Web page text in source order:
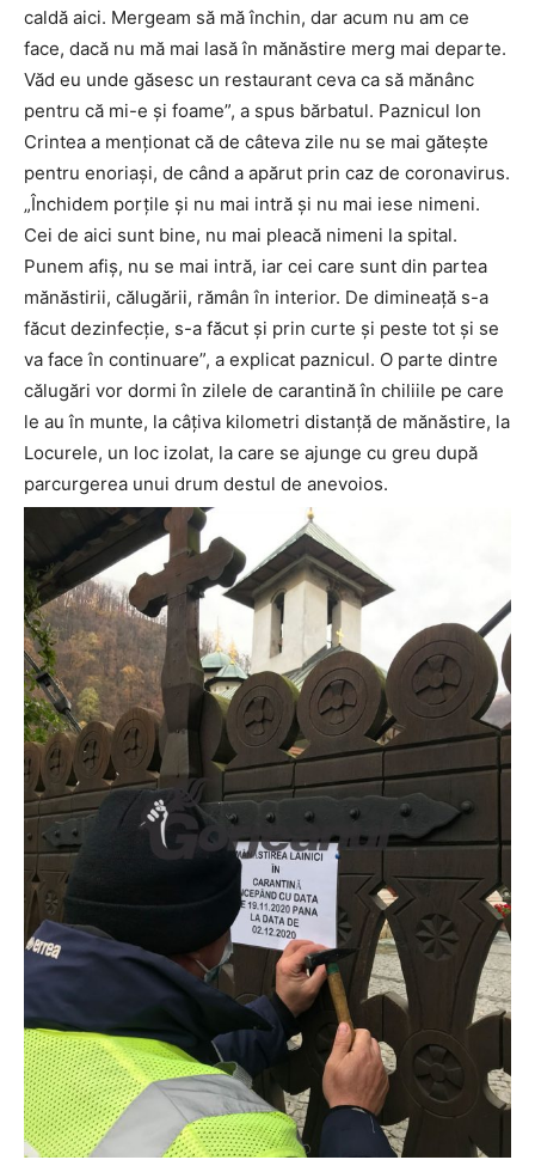
caldă aici. Mergeam să mă închin, dar acum nu am ce
face, dacă nu mă mai lasă în mănăstire merg mai departe.
Văd eu unde găsesc un restaurant ceva ca să mănânc
pentru că mi-e și foame”, a spus bărbatul. Paznicul Ion
Crintea a menționat că de câteva zile nu se mai gătește
pentru enoriași, de când a apărut prin caz de coronavirus.
„Închidem porțile și nu mai intră și nu mai iese nimeni.
Cei de aici sunt bine, nu mai pleacă nimeni la spital.
Punem afiș, nu se mai intră, iar cei care sunt din partea
mănăstirii, călugării, rămân în interior. De dimineață s-a
făcut dezinfecție, s-a făcut și prin curte și peste tot și se
va face în continuare”, a explicat paznicul. O parte dintre
călugări vor dormi în zilele de carantină în chiliile pe care
le au în munte, la câțiva kilometri distanță de mănăstire, la
Locurele, un loc izolat, la care se ajunge cu greu după
parcurgerea unui drum destul de anevoios.